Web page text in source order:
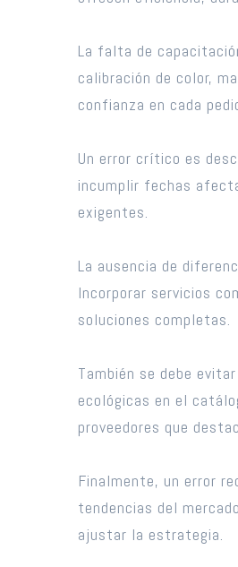
La falta de
calibración de color,
confianza en cada
Un error crítico es
incumplir fechas
exigentes.
La ausencia de
Incorporar servicios
soluciones completas.
También se debe
ecológicas en el
proveedores que
Finalmente, un error
tendencias del
ajustar la estrategia.